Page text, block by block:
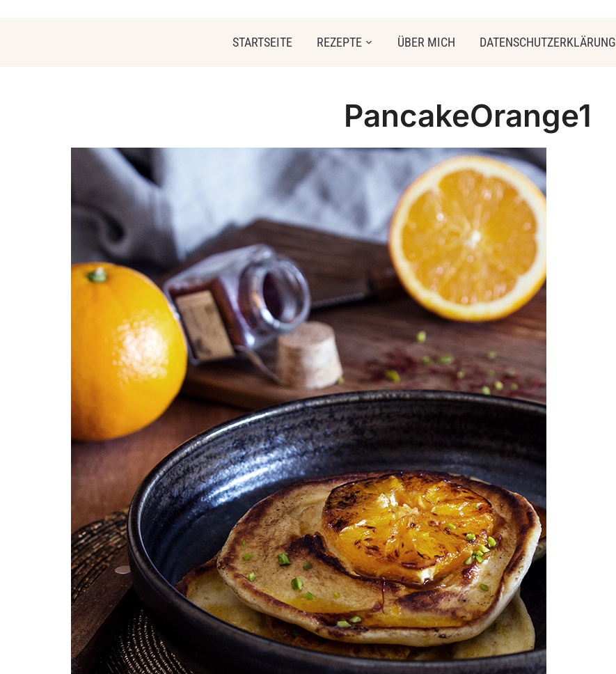
STARTSEITE REZEPTE ÜBER MICH DATENSCHUTZERKLÄRUNG
PancakeOrange1